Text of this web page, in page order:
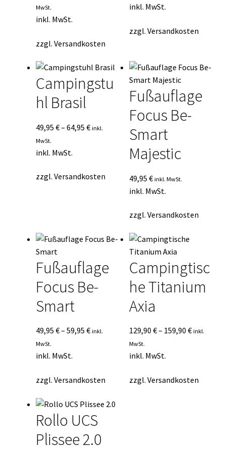
MwSt.
inkl. MwSt.
zzgl. Versandkosten
inkl. MwSt.
zzgl.Versandkosten
Campingstu
hl Brasil
49,95 €– 64,95 € inkl.
MwSt.
inkl. MwSt.
zzgl. Versandkosten
Fußauflage
Focus Be-
Smart
Majestic
49,95€ inkl. MwSt.
inkl. MwSt.
zzgl.Versandkosten
Fußauflage
Focus Be-
Smart
49,95 €– 59,95 € inkl.
MwSt.
inkl. MwSt.
zzgl. Versandkosten
Campingtisc
he Titanium
Axia
129,90€– 159,90€ inkl.
MwSt.
inkl. MwSt.
zzgl.Versandkosten
Rollo UCS
Plissee 2.0